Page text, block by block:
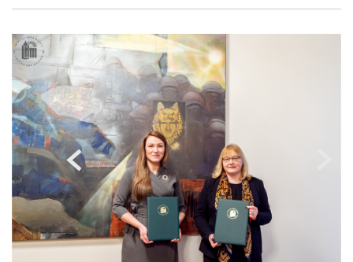
Image
Image
Image
Image
Image
Image